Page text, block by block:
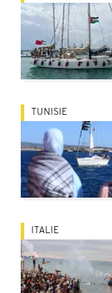
TUNISIE
ITALIE